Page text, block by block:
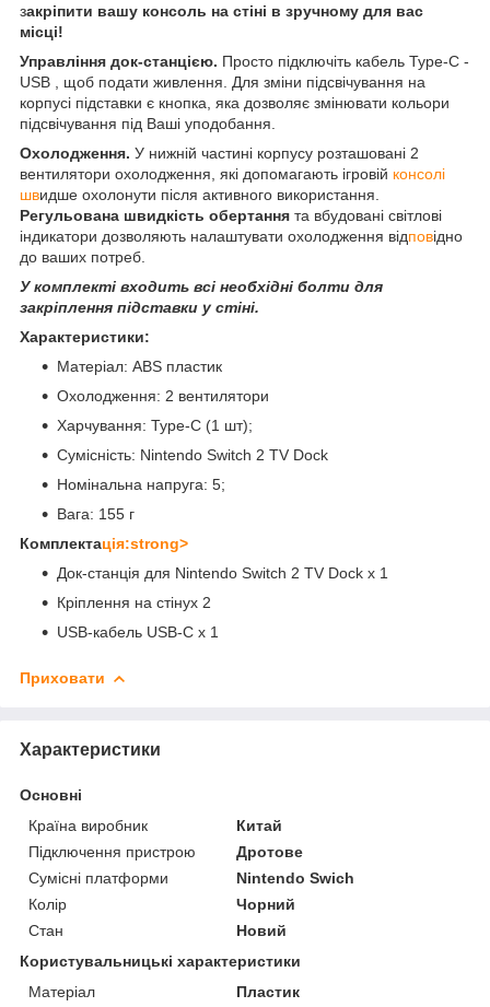
закріпити вашу консоль на стіні в зручному для вас
місці!
Управління док-станцією. Просто підключіть кабель Type-C -
USB , щоб подати живлення. Для зміни підсвічування на
корпусі підставки є кнопка, яка дозволяє змінювати кольори
підсвічування під Ваші уподобання.
Охолодження. У нижній частині корпусу розташовані 2
вентилятори охолодження, які допомагають ігровій консолі
швидше охолонути після активного використання.
Регульована швидкість обертання та вбудовані світлові
індикатори дозволяють налаштувати охолодження відповідно
до ваших потреб.
У комплекті входить всі необхідні болти для
закріплення підставки у стіні.
Характеристики:
Матеріал: ABS пластик
Охолодження: 2 вентилятори
Харчування: Type-C (1 шт);
Сумісність: Nintendo Switch 2 TV Dock
Номінальна напруга: 5;
Вага: 155 г
Комплектація:strong>
Док-станція для Nintendo Switch 2 TV Dock x 1
Кріплення на стінух 2
USB-кабель USB-C x 1
Приховати
Характеристики
Основні
Країна виробник
Китай
Підключення пристрою
Дротове
Сумісні платформи
Nintendo Swich
Колір
Чорний
Стан
Новий
Користувальницькі характеристики
Матеріал
Пластик